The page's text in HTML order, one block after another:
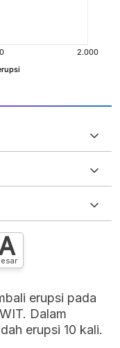
erupsi pada
Dalam
erupsi 10 kali.